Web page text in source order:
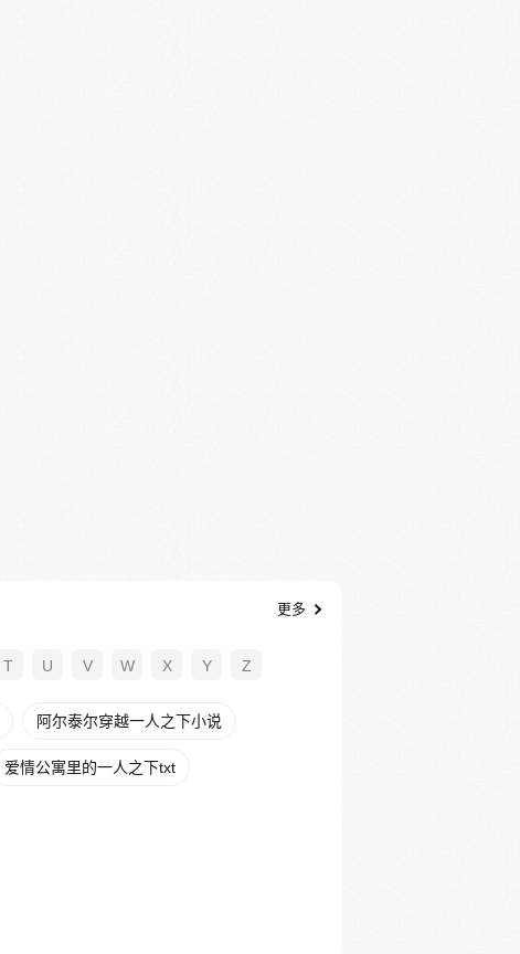
更多
T U V W X Y Z
阿尔泰尔穿越一人之下小说
爱情公寓里的一人之下txt